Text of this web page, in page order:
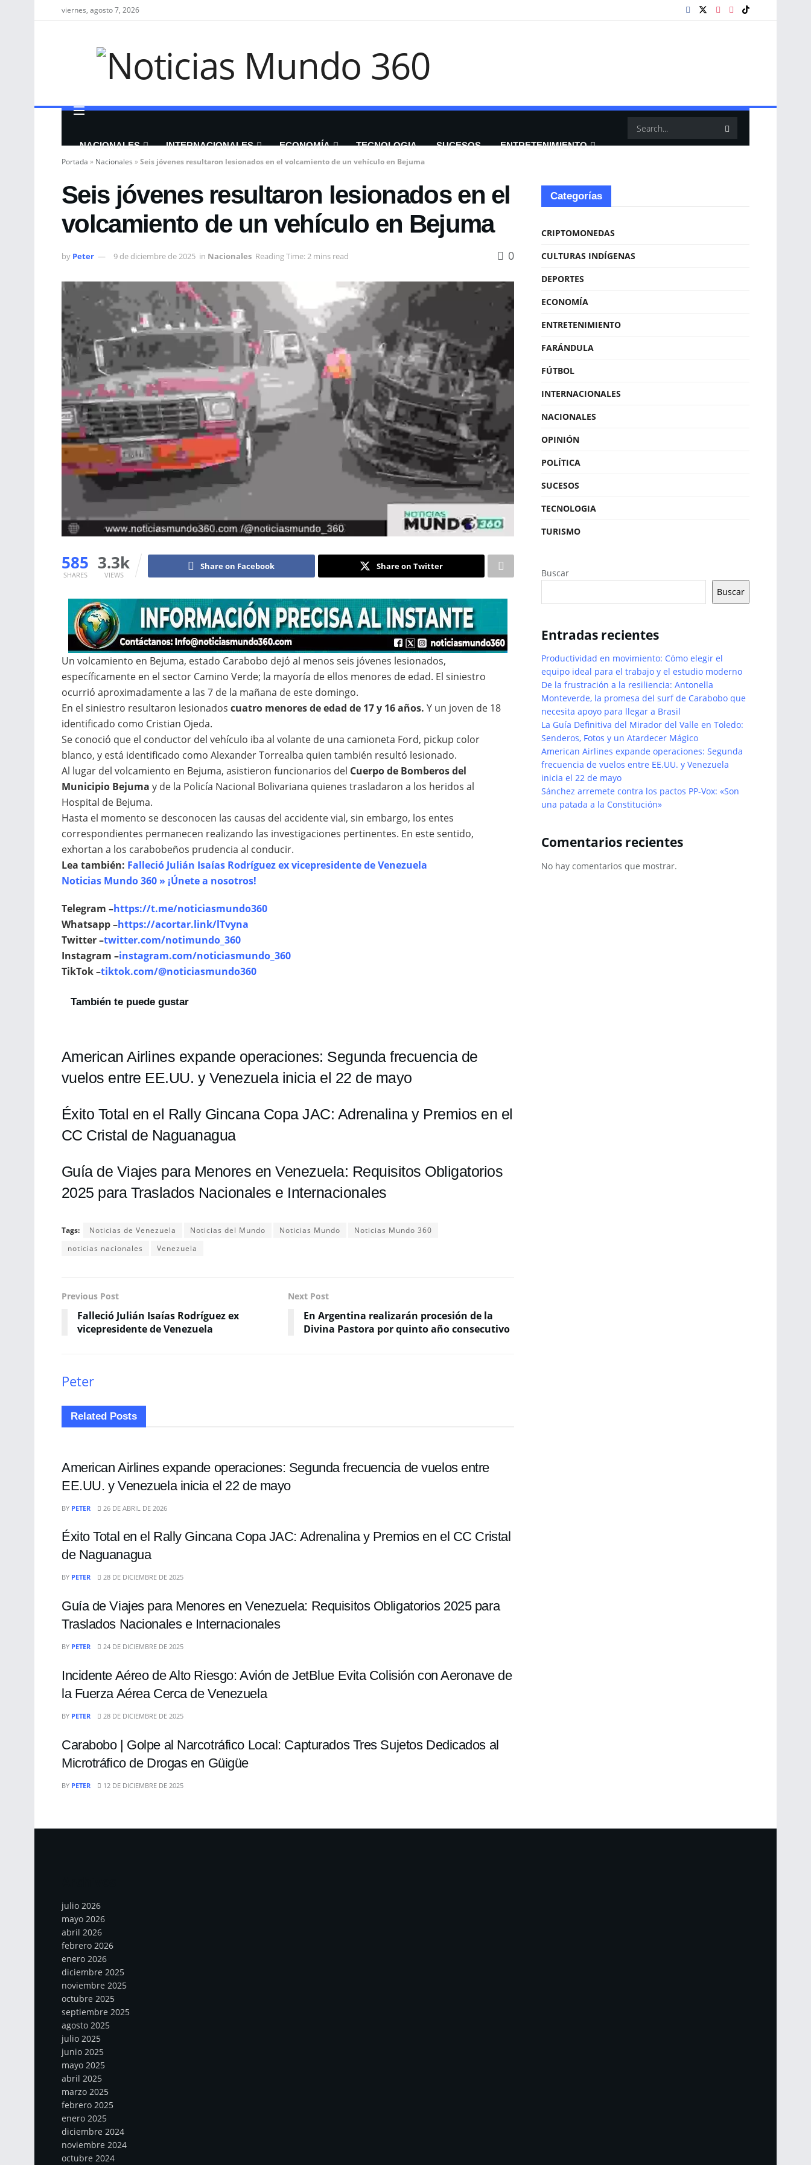
viernes, agosto 7, 2026
NACIONALES INTERNACIONALES ECONOMÍA TECNOLOGIA SUCESOS
ENTRETENIMIENTO
Portada » Nacionales »Seis jóvenes resultaron lesionados en el volcamiento de un vehículo en Bejuma
Seis jóvenes resultaron lesionados en el
volcamiento de un vehículo en Bejuma
by Peter 9 de diciembre de 2025 in Nacionales Reading Time: 2 mins read 0
585
SHARES
3.3k
VIEWS
Share on Facebook Share on Twitter
Un volcamiento en Bejuma, estado Carabobo dejó al menos seis jóvenes lesionados,
específicamente en el sector Camino Verde; la mayoría de ellos menores de edad. El siniestro
ocurrió aproximadamente a las 7 de la mañana de este domingo.
En el siniestro resultaron lesionados cuatro menores de edad de 17 y 16 años. Y un joven de 18
identificado como Cristian Ojeda.
Se conoció que el conductor del vehículo iba al volante de una camioneta Ford, pickup color
blanco, y está identificado como Alexander Torrealba quien también resultó lesionado.
Al lugar del volcamiento en Bejuma, asistieron funcionarios del Cuerpo de Bomberos del
Municipio Bejuma y de la Policía Nacional Bolivariana quienes trasladaron a los heridos al
Hospital de Bejuma.
Hasta el momento se desconocen las causas del accidente vial, sin embargo, los entes
correspondientes permanecen realizando las investigaciones pertinentes. En este sentido,
exhortan a los carabobeños prudencia al conducir.
Lea también: Falleció Julián Isaías Rodríguez ex vicepresidente de Venezuela
Noticias Mundo 360 » ¡Únete a nosotros!
Telegram –https://t.me/noticiasmundo360
Whatsapp –https://acortar.link/lTvyna
Twitter –twitter.com/notimundo_360
Instagram –instagram.com/noticiasmundo_360
TikTok –tiktok.com/@noticiasmundo360
También te puede gustar
American Airlines expande operaciones: Segunda frecuencia de
vuelos entre EE.UU. y Venezuela inicia el 22 de mayo
Éxito Total en el Rally Gincana Copa JAC: Adrenalina y Premios en el
CC Cristal de Naguanagua
Guía de Viajes para Menores en Venezuela: Requisitos Obligatorios
2025 para Traslados Nacionales e Internacionales
Tags: Noticias de Venezuela Noticias del Mundo Noticias Mundo
Noticias Mundo 360
noticias nacionales
Venezuela
Previous Post
Falleció Julián Isaías Rodríguez ex
vicepresidente de Venezuela
Next Post
En Argentina realizarán procesión de la
Divina Pastora por quinto año consecutivo
Peter
Related Posts
American Airlines expande operaciones: Segunda frecuencia de vuelos entre
EE.UU. y Venezuela inicia el 22 de mayo
BY PETER 26 DE ABRIL DE 2026
Éxito Total en el Rally Gincana Copa JAC: Adrenalina y Premios en el CC Cristal
de Naguanagua
BY PETER 28 DE DICIEMBRE DE 2025
Guía de Viajes para Menores en Venezuela: Requisitos Obligatorios 2025 para
Traslados Nacionales e Internacionales
BY PETER 24 DE DICIEMBRE DE 2025
Incidente Aéreo de Alto Riesgo: Avión de JetBlue Evita Colisión con Aeronave de
la Fuerza Aérea Cerca de Venezuela
BY PETER 28 DE DICIEMBRE DE 2025
Carabobo | Golpe al Narcotráfico Local: Capturados Tres Sujetos Dedicados al
Microtráfico de Drogas en Güigüe
BY PETER 12 DE DICIEMBRE DE 2025
Categorías
CRIPTOMONEDAS
CULTURAS INDÍGENAS
DEPORTES
ECONOMÍA
ENTRETENIMIENTO
FARÁNDULA
FÚTBOL
INTERNACIONALES
NACIONALES
OPINIÓN
POLÍTICA
SUCESOS
TECNOLOGIA
TURISMO
Buscar
Buscar
Entradas recientes
Productividad en movimiento: Cómo elegir el
equipo ideal para el trabajo y el estudio moderno
De la frustración a la resiliencia: Antonella
Monteverde, la promesa del surf de Carabobo que
necesita apoyo para llegar a Brasil
La Guía Definitiva del Mirador del Valle en Toledo:
Senderos, Fotos y un Atardecer Mágico
American Airlines expande operaciones: Segunda
frecuencia de vuelos entre EE.UU. y Venezuela
inicia el 22 de mayo
Sánchez arremete contra los pactos PP-Vox: «Son
una patada a la Constitución»
Comentarios recientes
No hay comentarios que mostrar.
julio 2026
mayo 2026
abril 2026
febrero 2026
enero 2026
diciembre 2025
noviembre 2025
octubre 2025
septiembre 2025
agosto 2025
julio 2025
junio 2025
mayo 2025
abril 2025
marzo 2025
febrero 2025
enero 2025
diciembre 2024
noviembre 2024
octubre 2024